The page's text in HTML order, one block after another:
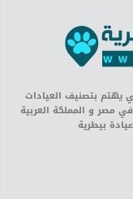
يهتم بتصنيف العيادات
مصر و المملكة العربية
بيطرية